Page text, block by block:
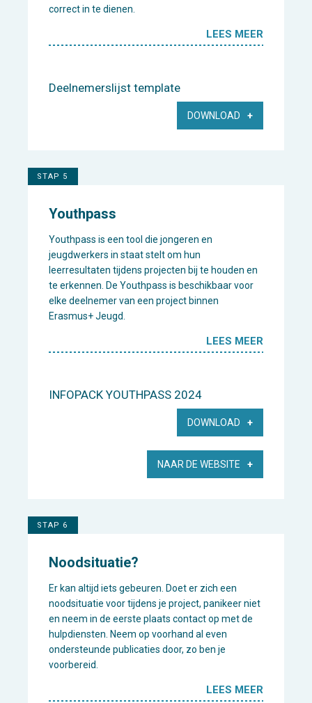
correct in te dienen.
LEES MEER
Deelnemerslijst template
DOWNLOAD
STAP 5
Youthpass
Youthpass is een tool die jongeren en
jeugdwerkers in staat stelt om hun
leerresultaten tijdens projecten bij te houden en
te erkennen. De Youthpass is beschikbaar voor
elke deelnemer van een project binnen
Erasmus+ Jeugd.
LEES MEER
INFOPACK YOUTHPASS 2024
DOWNLOAD
NAAR DE WEBSITE
STAP 6
Noodsituatie?
Er kan altijd iets gebeuren. Doet er zich een
noodsituatie voor tijdens je project, panikeer niet
en neem in de eerste plaats contact op met de
hulpdiensten. Neem op voorhand al even
ondersteunde publicaties door, zo ben je
voorbereid.
LEES MEER